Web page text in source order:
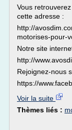
Vous
cette adresse :
http://
motorises-pour-
Notre site
http://
Rejoignez-nous
https://
Voir la suite
Thèmes liés :